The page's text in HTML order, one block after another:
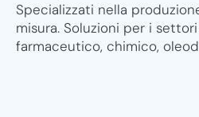
Specializzati nella
misura. Soluzioni per i
farmaceutico, chimico,